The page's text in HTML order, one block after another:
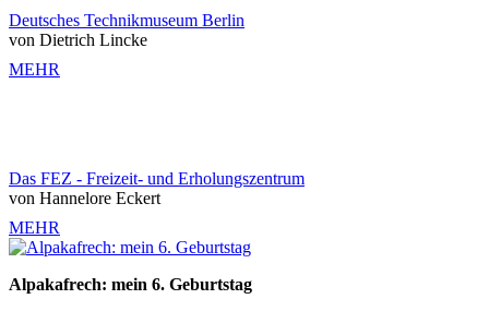
Deutsches Technikmuseum Berlin
von Dietrich Lincke
MEHR
Das FEZ - Freizeit- und Erholungszentrum
von Hannelore Eckert
MEHR
Alpakafrech: mein 6. Geburtstag